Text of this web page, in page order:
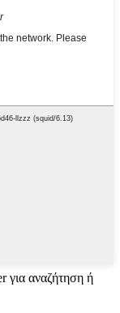
για αναζήτηση ή